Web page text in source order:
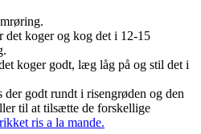
det koger og kog det i 12-15
koger godt, læg låg på og stil det i
godt rundt i risengrøden og den
til at tilsætte de forskellige
ris a la mande.